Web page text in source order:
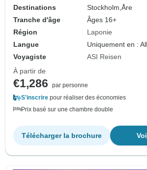
Destinations
Stockholm,Åre
Tranche d'âge
Âges 16+
Région
Laponie
Langue
Uniquement en :
Voyagiste
ASI Reisen
À partir de
€1,286
par personne
S'inscrire pour réaliser des économies
Prix basé sur une chambre double
Télécharger la brochure